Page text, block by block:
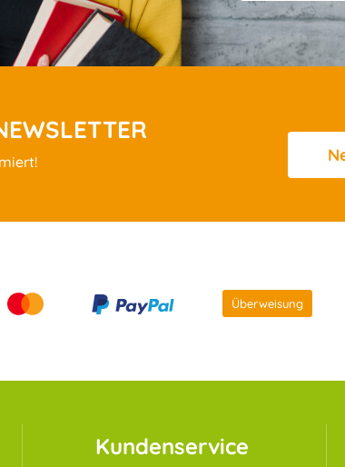
Überweisung
Kundenservice